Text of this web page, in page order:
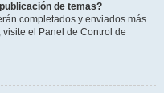
de temas?
completados y enviados más
el Panel de Control de